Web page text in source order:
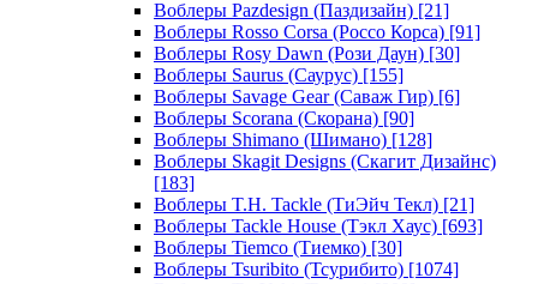
Воблеры Pazdesign (Паздизайн) [21]
Воблеры Rosso Corsa (Россо Корса) [91]
Воблеры Rosy Dawn (Рози Даун) [30]
Воблеры Saurus (Саурус) [155]
Воблеры Savage Gear (Саваж Гир) [6]
Воблеры Scorana (Скорана) [90]
Воблеры Shimano (Шимано) [128]
Воблеры Skagit Designs (Скагит Дизайнс)
[183]
Воблеры T.H. Tackle (ТиЭйч Текл) [21]
Воблеры Tackle House (Тэкл Хаус) [693]
Воблеры Tiemco (Тиемко) [30]
Воблеры Tsuribito (Тсурибито) [1074]